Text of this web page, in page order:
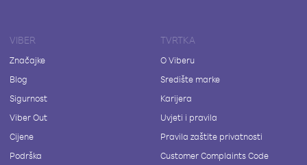
VIBER
Značajke
Blog
Sigurnost
Viber Out
Cijene
Podrška
TVRTKA
O Viberu
Središte marke
Karijera
Uvjeti i pravila
Pravila zaštite privatnosti
Customer Complaints Code